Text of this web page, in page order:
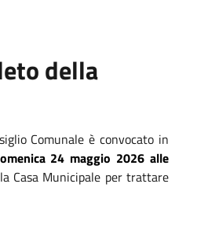
della
Comunale è convocato in
24 maggio 2026 alle
Casa Municipale per trattare